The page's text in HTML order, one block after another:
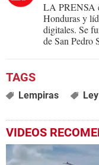
LA PRENSA
Honduras y
digitales. Se
de San Pedro
Lempiras Ley
VIDEOS